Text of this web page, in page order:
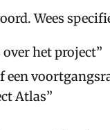
Wees
het project”
een
Atlas”